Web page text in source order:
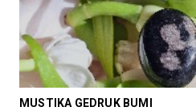
MUSTIKA GEDRUK BUMI